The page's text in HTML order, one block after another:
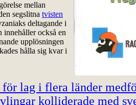
mellan
segslitna tvisten
deltagande i
innehåller också en
upplösningen
hålla sig kvar i
lag i flera länder
kolliderade med